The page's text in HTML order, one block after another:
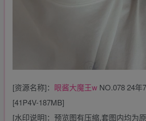
[资源名称]： 眼酱大魔王w NO.078 24年
[41P4V-187MB]
[水印说明]：预览图有压缩,套图内均为